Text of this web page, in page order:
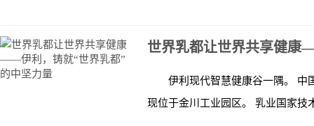
世界乳都让世界共享健康
伊利现代智慧健康谷一隅。 中
现位于金川工业园区。 乳业国家技